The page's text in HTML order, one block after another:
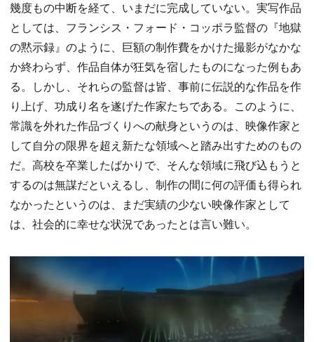
幾度もの中断を経て、いまだに完成していない。実写作品
としては、フランシス・フォード・コッポラ監督の『地獄
の黙示録』のように、巨額の制作費をかけた撮影がなかな
か終わらず、作品自体が狂気を宿したものになった例もあ
る。しかし、それらの監督は皆、事前に伝説的な作品を作
り上げ、功成り名を遂げた作家たちである。このように、
常識を外れた作品づくりへの献身というのは、映像作家と
して自分の限界を超え新たな領域へと踏み出すためのもの
だ。高校を卒業したばかりで、そんな領域に飛び込もうと
するのは無謀だといえるし、制作の間に何の評価も得られ
なかったというのは、まだ実績の少ない映像作家として
は、社会的に幸せな状況であったとは言い難い。